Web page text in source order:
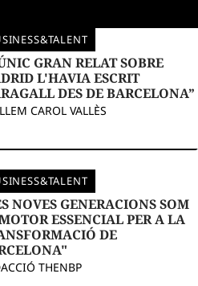
GRAN RELAT SOBRE
L'HAVIA ESCRIT
DES DE BARCELONA”
CAROL VALLÈS
NOVES GENERACIONS SOM
ESSENCIAL PER A LA
DE
THENBP